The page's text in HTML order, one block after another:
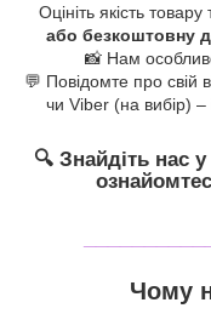
Оцініть якість
або безкоштовну
📸 Нам
💬 Повідомте про свій
чи Viber (на вибір) –
🔍 Знайдіть нас
Чому